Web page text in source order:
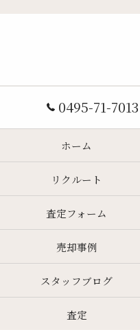
0495-71-7013
ホーム
リクルート
査定フォーム
売却事例
スタッフブログ
査定